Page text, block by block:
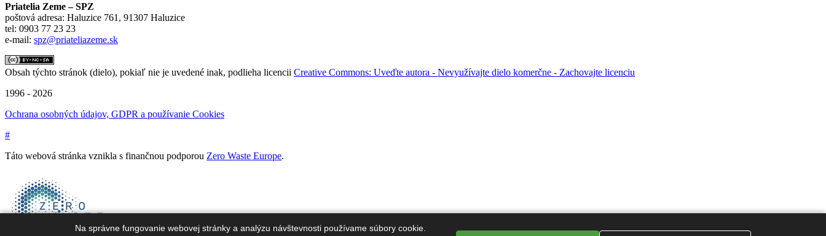
Priatelia Zeme – SPZ
poštová adresa: Haluzice 761, 91307 Haluzice
tel: 0903 77 23 23
e-mail: spz@priateliazeme.sk
Obsah týchto stránok (dielo), pokiaľ nie je uvedené inak, podlieha licencii Creative Commons: Uveďte autora - Nevyužívajte dielo komerčne - Zachovajte licenciu
1996 - 2026
Ochrana osobných údajov, GDPR a používanie Cookies
#
Táto webová stránka vznikla s finančnou podporou Zero Waste Europe.
Na správne fungovanie webovej stránky a analýzu návštevnosti používame súbory cookie.